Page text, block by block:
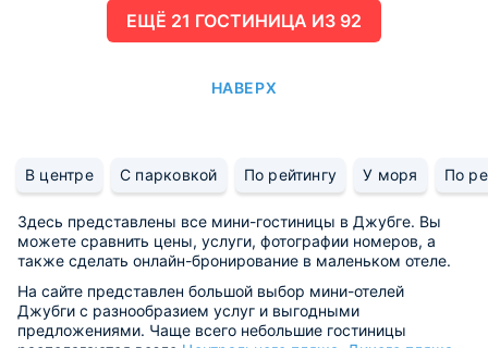
ЕЩË 21 ГОСТИНИЦА ИЗ 92
НАВЕРХ
В центре С парковкой По рейтингу У моря По
Здесь представлены все мини-гостиницы в Джубге. Вы
можете сравнить цены, услуги, фотографии номеров, а
также сделать онлайн-бронирование в маленьком отеле.
На сайте представлен большой выбор мини-отелей
Джубги с разнообразием услуг и выгодными
предложениями. Чаще всего небольшие гостиницы